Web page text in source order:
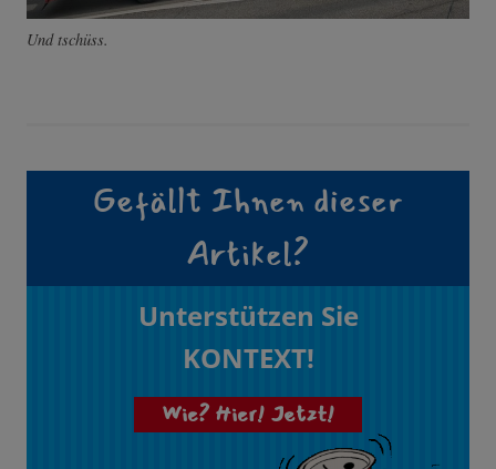
Und tschüss.
Gefällt Ihnen dieser
Artikel?
Unterstützen Sie
KONTEXT!
Wie? Hier! Jetzt!